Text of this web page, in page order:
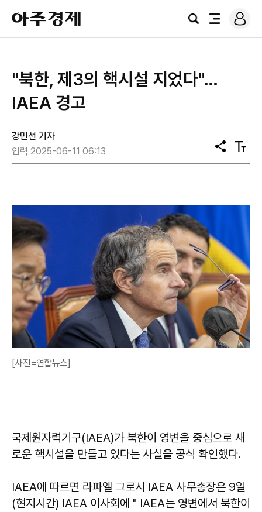
아
주
경
검
전
로
그
"북한, 제3의 핵시설 지었다"…
IAEA 경고
강민선 기자
입력 2025-06-11 06:13
공
유
텍
스
[사진=연합뉴스]
국제원자력기구(IAEA)가 북한이 영변을 중심으로 새
로운 핵시설을 만들고 있다는 사실을 공식 확인했다.
IAEA에 따르면 라파엘 그로시 IAEA 사무총장은 9일
(현지시간) IAEA 이사회에 " IAEA는 영변에서 북한이